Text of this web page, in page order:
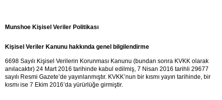
Munshoe Kişisel Veriler Politikası
Kişisel Veriler Kanunu hakkında genel bilgilendirme
6698 Sayılı Kişisel Verilerin Korunması Kanunu (bundan sonra KVKK olarak
anılacaktır) 24 Mart 2016 tarihinde kabul edilmiş, 7 Nisan 2016 tarihli 29677
sayılı Resmi Gazete’de yayınlanmıştır. KVKK’nun bir kısmı yayın tarihinde, bir
kısmı ise 7 Ekim 2016’da yürürlüğe girmiştir.